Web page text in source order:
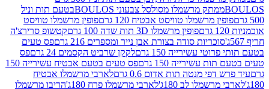
ממתק מרשמלו מסולסל צבעוני BOULOSבטעם תות וניל
מרשמלו טוויסט אבטיח 120 גרם
פופין מרשמלו טוויסט
פופין מרשמלו 3D תות שדה 100 גרם
קטשופ סרירצ'ה
סוכריות סודה בצורת אבן נייר ומספרים 216 גרם
פס טעים
עשירייה 150 גרם
לקקן שרביט הקסמים 24 גרם
פס
עשירייה 150 גרם
פס טעים בטעם אבטיח עשירייה 150
מנטה תות אדום 0.6 גרם
לארבי מרשמלו אבטיח
לב 180ג'
לארבי מרשמלו פרח 180ג'
הריבו מרשמלו